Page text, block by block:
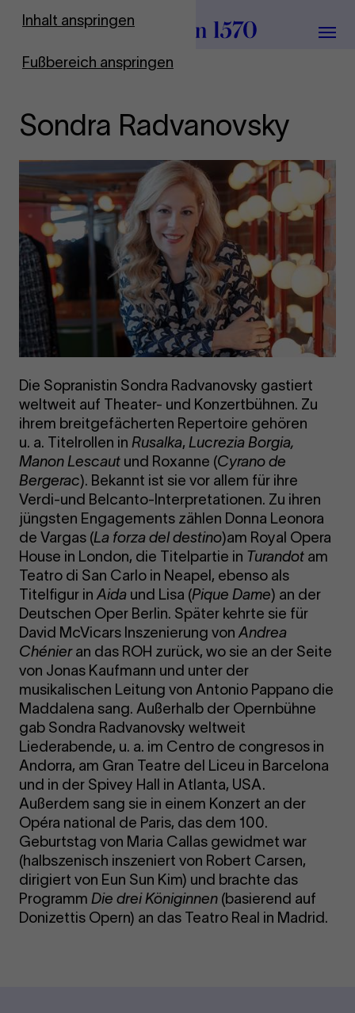
Inhalt anspringen
Fußbereich anspringen
Zur Startseite
Menü
Sondra Radvanovsky
Die Sopranistin Sondra Radvanovsky gastiert
weltweit auf Theater- und Konzertbühnen. Zu
ihrem breitgefächerten Repertoire gehören
u. a. Titelrollen inRusalka,Lucrezia Borgia,
Manon Lescaut und Roxanne (Cyrano de
Bergerac). Bekannt ist sie vor allem für ihre
Verdi-und Belcanto-Interpretationen. Zu ihren
jüngsten Engagements zählen Donna Leonora
de Vargas (La forza del destino)am Royal Opera
House in London, die Titelpartie in Turandot am
Teatro di San Carlo in Neapel, ebenso als
Titelfigur inAida und Lisa (Pique Dame) an der
Deutschen Oper Berlin. Später kehrte sie für
David McVicars Inszenierung vonAndrea
Chénieran das ROH zurück, wo sie an der Seite
von Jonas Kaufmann und unter der
musikalischen Leitung von Antonio Pappano die
Maddalena sang. Außerhalb der Opernbühne
gab Sondra Radvanovsky weltweit
Liederabende, u. a. im Centro de congresos in
Andorra, am Gran Teatre del Liceu in Barcelona
und in der Spivey Hall in Atlanta, USA.
Außerdem sang sie in einem Konzert an der
Opéra national de Paris, das dem 100.
Geburtstag von Maria Callas gewidmet war
(halbszenisch inszeniert von Robert Carsen,
dirigiert von Eun Sun Kim) und brachte das
ProgrammDie drei Königinnen (basierend auf
Donizettis Opern) an das Teatro Real in Madrid.